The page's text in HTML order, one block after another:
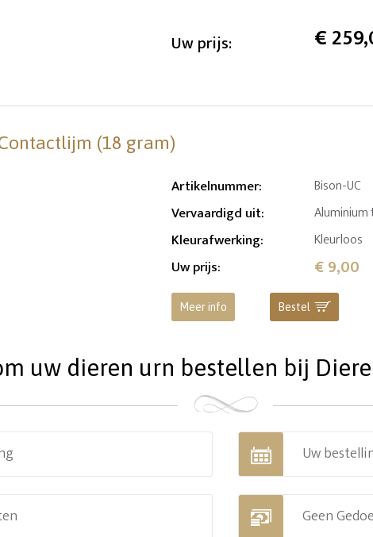
Uw prijs: €
(18 gram)
Artikelnummer: Bison-UC
Vervaardigd uit:
Kleurafwerking: Kleurloos
Uw prijs: € 9,00
Meer info Bestel
uw dieren urn bestellen bij
Uw
Geen